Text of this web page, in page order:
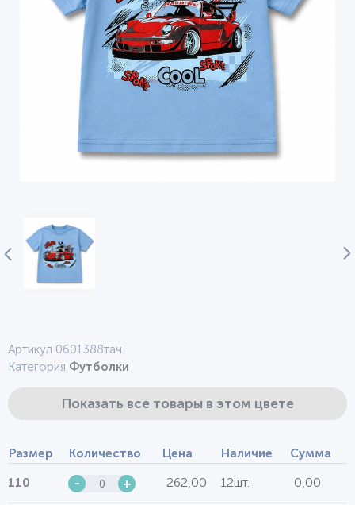
Артикул 0601388тач
Категория Футболки
Показать все товары в этом цвете
Размер Количество Цена Наличие Сумма
110 - + 262,00 12шт. 0,00